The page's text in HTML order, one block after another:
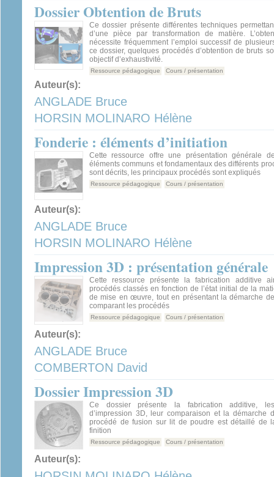
Dossier Obtention de Bruts
Ce dossier présente différentes techniques
d’une pièce par transformation de matière.
nécessite fréquemment l’emploi successif de
ce dossier, quelques procédés d’obtention de bruts
objectif d’exhaustivité.
Ressource pédagogique Cours / présentation
Auteur(s):
ANGLADE Bruce
HORSIN MOLINARO Hélène
Fonderie : éléments d’initiation
Cette ressource offre une présentation générale
éléments communs et fondamentaux des différents
sont décrits, les principaux procédés sont expliqués
Ressource pédagogique Cours / présentation
Auteur(s):
ANGLADE Bruce
HORSIN MOLINARO Hélène
Impression 3D : présentation générale
Cette ressource présente la fabrication additive
procédés classés en fonction de l’état initial de la
de mise en œuvre, tout en présentant la démarche
comparant les procédés
Ressource pédagogique Cours / présentation
Auteur(s):
ANGLADE Bruce
COMBERTON David
Dossier Impression 3D
Ce dossier présente la fabrication additive,
d’impression 3D, leur comparaison et la démarche
procédé de fusion sur lit de poudre est détaillé de
finition
Ressource pédagogique Cours / présentation
Auteur(s):